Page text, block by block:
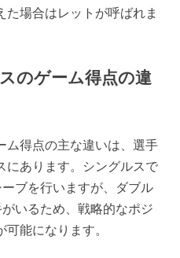
場合はレットが呼ばれま
のゲーム得点の違
ム得点の主な違いは、選手
にあります。シングルスで
ブを行いますが、ダブル
いるため、戦略的なポジ
能になります。